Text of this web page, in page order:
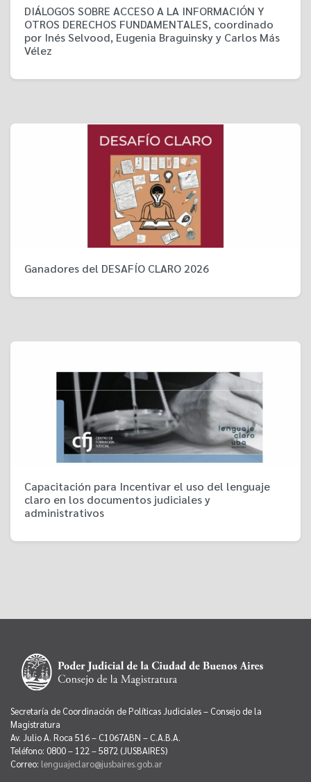
DIÁLOGOS SOBRE ACCESO A LA INFORMACIÓN Y
OTROS DERECHOS FUNDAMENTALES, coordinado
por Inés Selvood, Eugenia Braguinsky y Carlos Más
Vélez
Ganadores del DESAFÍO CLARO 2026
Capacitación para Incentivar el uso del lenguaje
claro en los documentos judiciales y
administrativos
Secretaría de Coordinación de Políticas Judiciales – Consejo de la
Magistratura
Av. Julio A. Roca 516 – C1067ABN – C.A.B.A.
Teléfono: 0800 – 122 – 5872 (JUSBAIRES)
Correo: lenguajeclaro@jusbaires.gob.ar